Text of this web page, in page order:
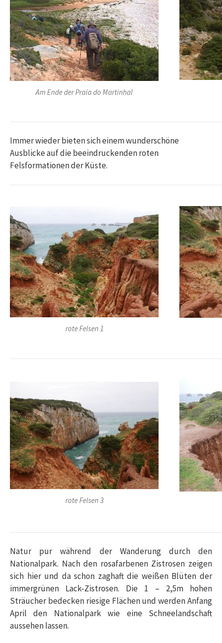
Am Ende der Praia do Martinhal
Immer wieder bieten sich einem wunderschöne
Ausblicke auf die beeindruckenden roten
Felsformationen der Küste.
rote Felsen 1
rote Felsen 3
Natur pur während der Wanderung durch den
Nationalpark. Nach den rosafarbenen Zistrosen zeigen
sich hier und da schon zaghaft die weißen Blüten der
immergrünen Lack-Zistrosen. Die 1 – 2,5m hohen
Sträucher bedecken riesige Flächen und werden Anfang
April den Nationalpark wie eine Schneelandschaft
aussehen lassen.